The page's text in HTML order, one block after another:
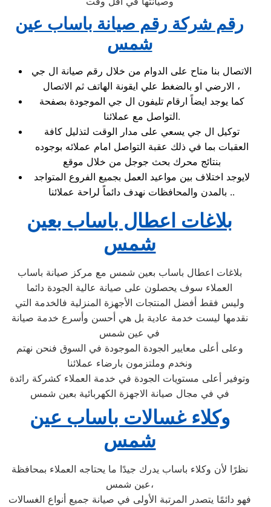
رقم شركة رقم صيانة باساب عين
شمس
الاتصال بنا متاح على الدوام من خلال رقم صيانة ال جي
الارضي او بالضغط علي ايقونة الهاتف ثم الاتصال ،
كما يوجد ايضاً ارقام تليفون ال جي الموجودة بصفحة
التواصل مع عملائنا.
توكيل ال جي يسعي على مدار الوقت لتذليل كافة
العقبات بما في ذلك عقبة التواصل امام عملائه بوجوده
بنتائج محرك بحث جوجل من خلال موقع
لايوجد اختلاف بين مواعيد العمل بجميع الفروع المتواجد
بالمدن والمحافظات نهدف دائماً لراحة عملائنا ..
بلاغات اعطال باساب بعين
شمس
بلاغات اعطال باساب بعين شمس مع مركز صيانة باساب
العملاء سوف يحصلون على صيانة عالية الجودة دائما
وليس فقط أفضل المنتجات الأجهزة المنزلية فالخدمة التي
نقدمها ليست خدمة عادية بل هي أحسن وأسرع خدمة صيانة
في عين شمس
وعلى أعلى معايير الجودة الموجودة في السوق فنحن نهتم
ونخدم وملتزمون بارضاء عملائنا
وتوفير أعلى مستويات الجودة في خدمة العملاء كشركة رائدة
في في مجال صيانة الاجهزة الكهربائية بعين شمس
وكلاء غسالات باساب عين
شمس
نظرًا لأن وكلاء باساب يدرك جيدًا ما يحتاجه العملاء بمحافظة
عين شمس،
فهو دائمًا يتصدر المرتبة الأولى في صيانة جميع أنواع الغسالات